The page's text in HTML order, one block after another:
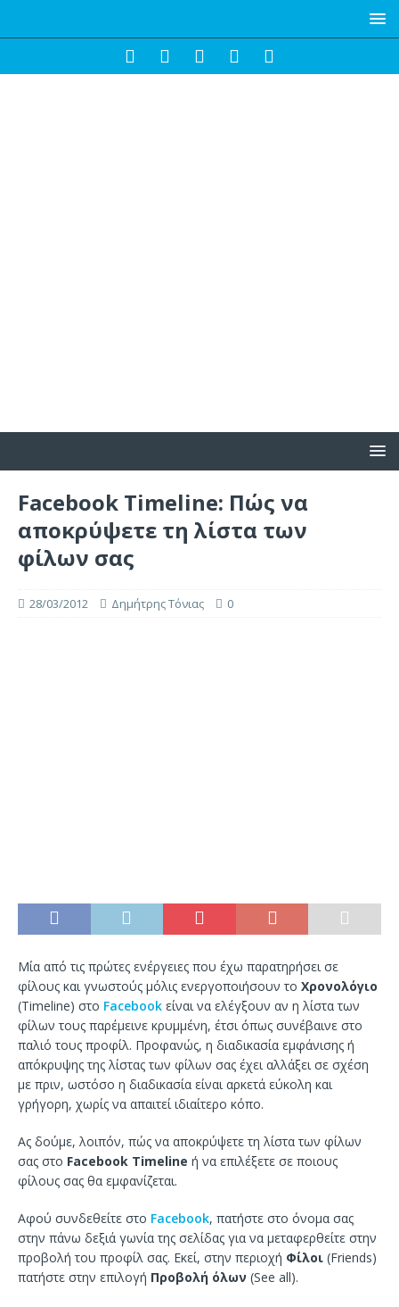
Facebook Timeline: Πώς να
αποκρύψετε τη λίστα των
φίλων σας
28/03/2012 Δημήτρης Τόνιας 0
Μία από τις πρώτες ενέργειες που έχω παρατηρήσει σε
φίλους και γνωστούς μόλις ενεργοποιήσουν το Χρονολόγιο
(Timeline) στο Facebook είναι να ελέγξουν αν η λίστα των
φίλων τους παρέμεινε κρυμμένη, έτσι όπως συνέβαινε στο
παλιό τους προφίλ. Προφανώς, η διαδικασία εμφάνισης ή
απόκρυψης της λίστας των φίλων σας έχει αλλάξει σε σχέση
με πριν, ωστόσο η διαδικασία είναι αρκετά εύκολη και
γρήγορη, χωρίς να απαιτεί ιδιαίτερο κόπο.
Ας δούμε, λοιπόν, πώς να αποκρύψετε τη λίστα των φίλων
σας στο Facebook Τimeline ή να επιλέξετε σε ποιους
φίλους σας θα εμφανίζεται.
Αφού συνδεθείτε στο Facebook, πατήστε στο όνομα σας
στην πάνω δεξιά γωνία της σελίδας για να μεταφερθείτε στην
προβολή του προφίλ σας. Εκεί, στην περιοχή Φίλοι (Friends)
πατήστε στην επιλογή Προβολή όλων (See all).